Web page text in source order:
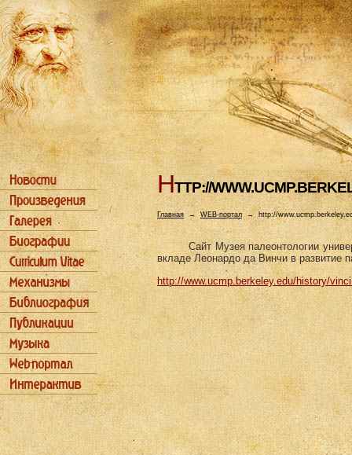
HTTP://
Главная→ WEB-портал → http://
Сайт Музея палеонтологии
вкладе Леонардо да Винчи в развитие
http://www.ucmp.berkeley.edu/history/